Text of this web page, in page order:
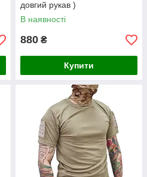
довгий рукав )
В наявності
880 ₴
Купити